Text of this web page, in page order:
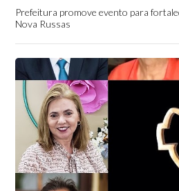
Prefeitura promove evento para
Nova Russas